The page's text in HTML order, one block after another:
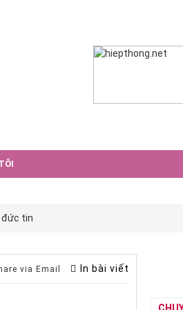
đức tin
via Email In bài viết